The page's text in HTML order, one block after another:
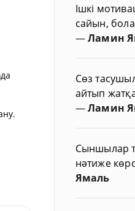
да
Ішкі
сайын,
—Ламин
Сөз
айтып
—Ламин
Сыншылар
нәтиже
Ямаль